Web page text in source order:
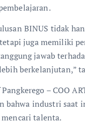
BINUS tidak
juga memiliki
jawab
berkelanjutan,”
– COO
bahwa industri saat
talenta.